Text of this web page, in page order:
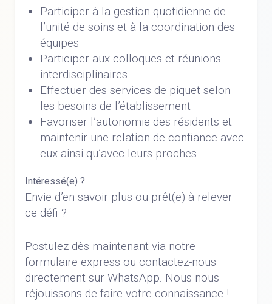
Participer à la gestion quotidienne de
l’unité de soins et à la coordination des
équipes
Participer aux colloques et réunions
interdisciplinaires
Effectuer des services de piquet selon
les besoins de l’établissement
Favoriser l’autonomie des résidents et
maintenir une relation de confiance avec
eux ainsi qu’avec leurs proches
Intéressé(e) ?
Envie d’en savoir plus ou prêt(e) à relever
ce défi ?
Postulez dès maintenant via notre
formulaire express ou contactez-nous
directement sur WhatsApp. Nous nous
réjouissons de faire votre connaissance !